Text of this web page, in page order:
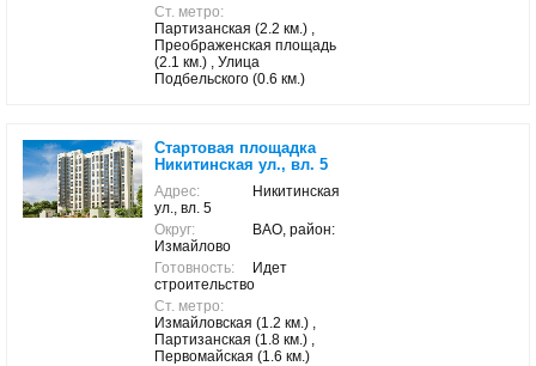
Ст. метро:
Партизанская (2.2 км.) ,
Преображенская площадь
(2.1 км.) , Улица
Подбельского (0.6 км.)
Стартовая площадка
Никитинская ул., вл. 5
Адрес:
Никитинская
ул., вл. 5
Округ:
ВАО, район:
Измайлово
Готовность:
Идет
строительство
Ст. метро:
Измайловская (1.2 км.) ,
Партизанская (1.8 км.) ,
Первомайская (1.6 км.)